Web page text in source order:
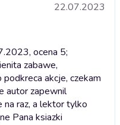
22.07.2023
ocena 5;
zabawe,
akcje, czekam
autor zapewnil
na raz, a lektor tylko
Pana ksiazki